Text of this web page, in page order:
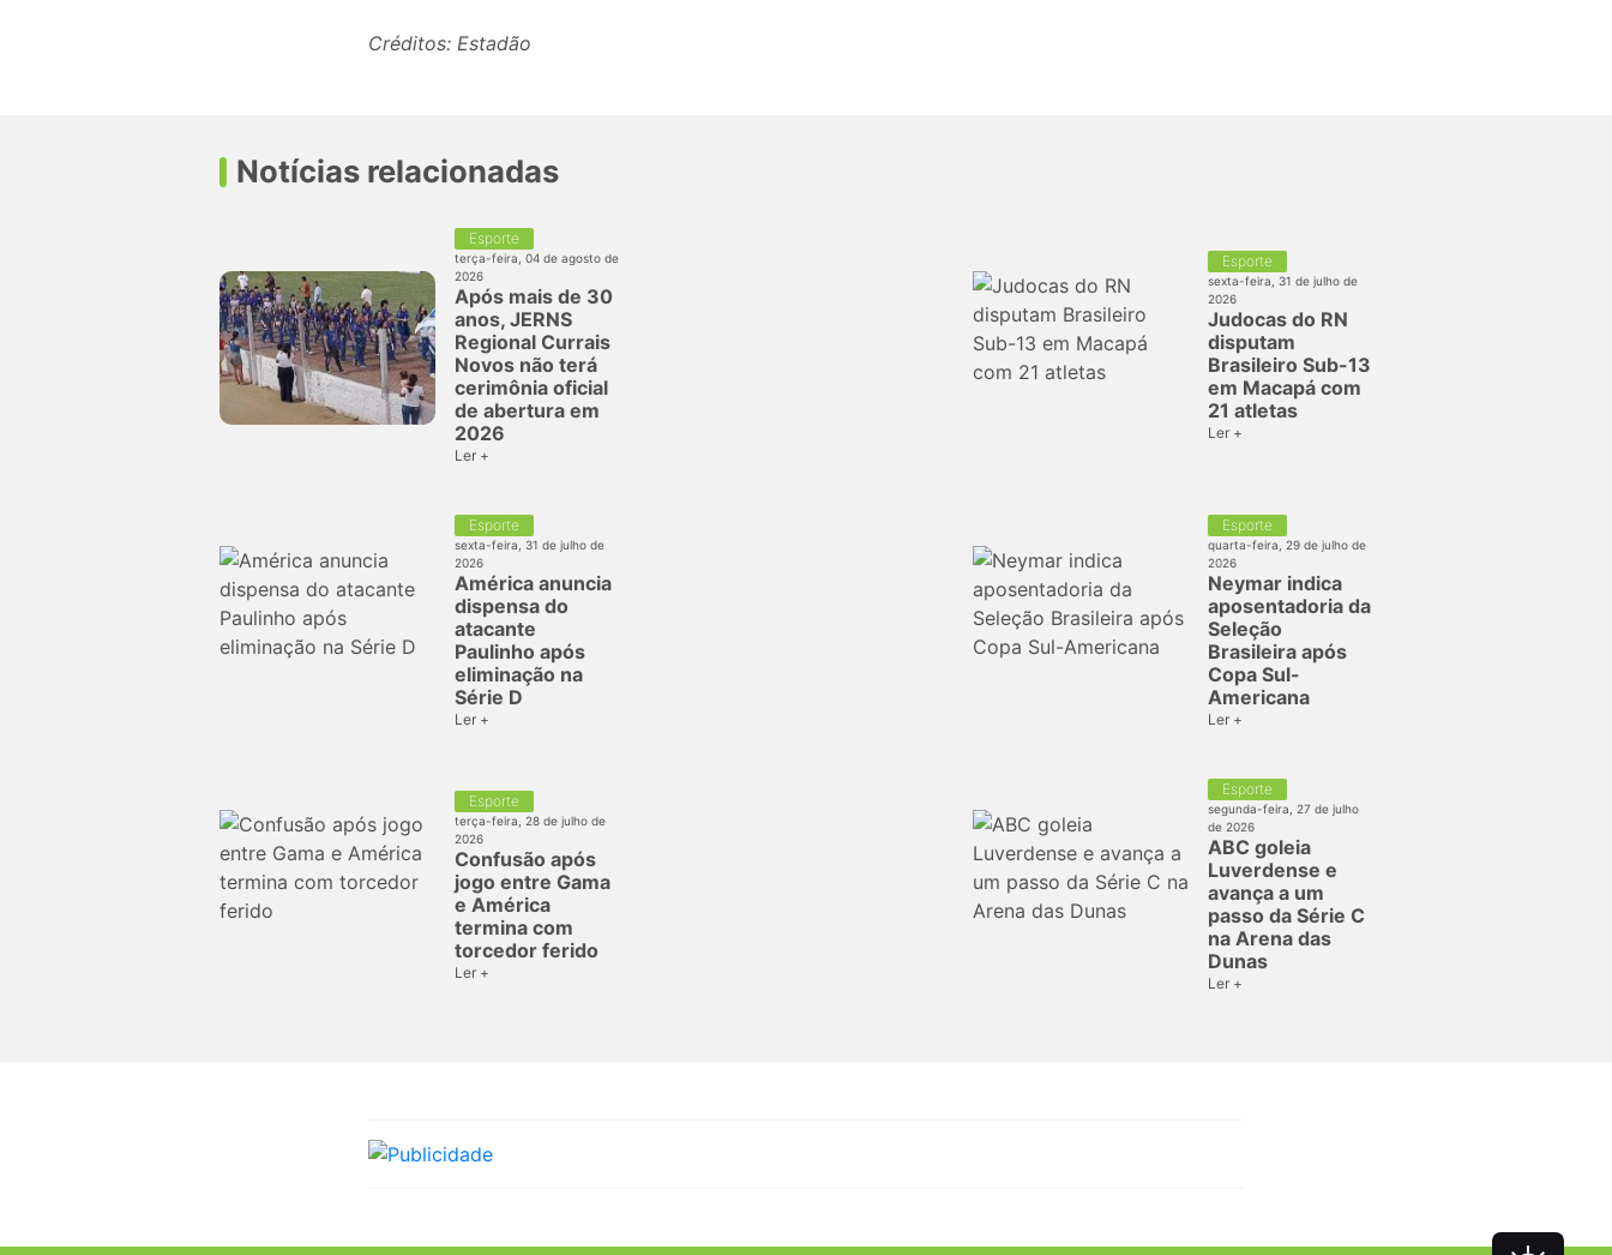
Créditos: Estadão
Notícias relacionadas
Esporte
terça-feira, 04 de agosto de
2026
Após mais de 30
anos, JERNS
Regional Currais
Novos não terá
cerimônia oficial
de abertura em
2026
Ler +
Esporte
sexta-feira, 31 de julho de
2026
Judocas do RN
disputam
Brasileiro Sub-13
em Macapá com
21 atletas
Ler +
Esporte
sexta-feira, 31 de julho de
2026
América anuncia
dispensa do
atacante
Paulinho após
eliminação na
Série D
Ler +
Esporte
quarta-feira, 29 de julho de
2026
Neymar indica
aposentadoria da
Seleção
Brasileira após
Copa Sul-
Americana
Ler +
Esporte
terça-feira, 28 de julho de
2026
Confusão após
jogo entre Gama
e América
termina com
torcedor ferido
Ler +
Esporte
segunda-feira, 27 de julho
de 2026
ABC goleia
Luverdense e
avança a um
passo da Série C
na Arena das
Dunas
Ler +